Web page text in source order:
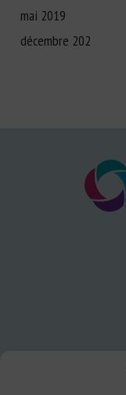
mai 2019
décembre 202